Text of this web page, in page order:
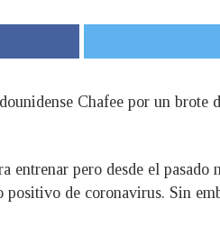
Chafee por un
entrenar pero desde el
de coronavirus. Sin